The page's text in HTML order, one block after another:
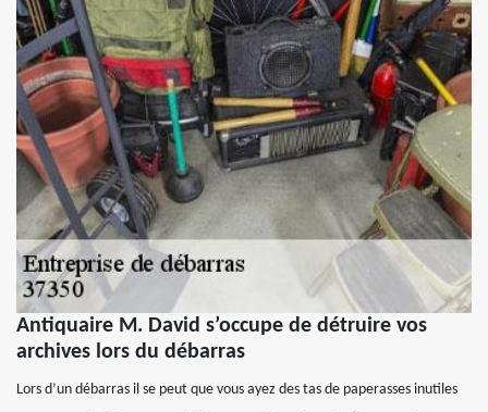
Antiquaire M. David s’occupe de détruire vos
archives lors du débarras
Lors d’un débarras il se peut que vous ayez des tas de paperasses inutiles